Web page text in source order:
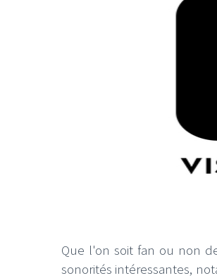
Que l'on soit fan ou non
sonorités intéressantes,